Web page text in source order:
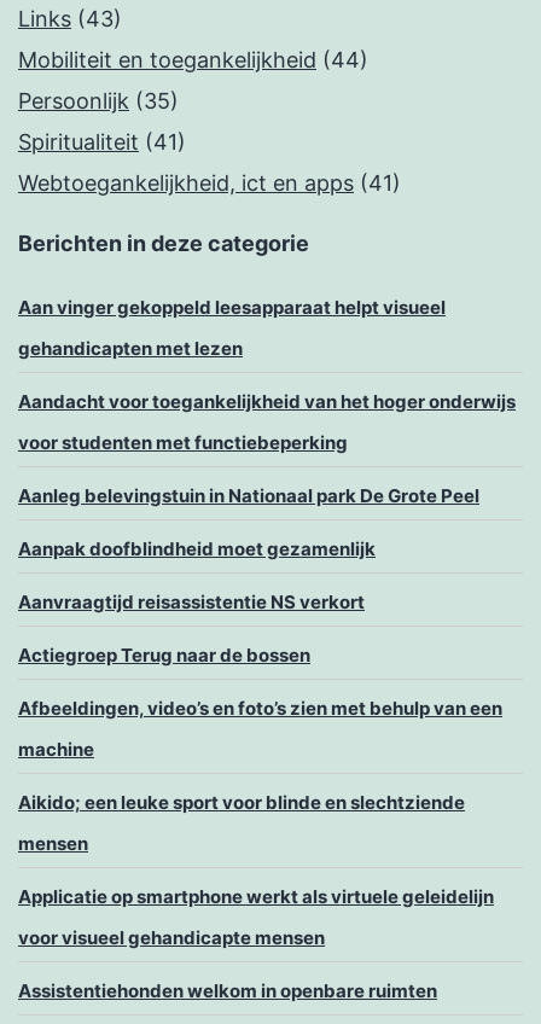
Links (43)
Mobiliteit en toegankelijkheid (44)
Persoonlijk (35)
Spiritualiteit (41)
Webtoegankelijkheid, ict en apps (41)
Berichten in deze categorie
Aan vinger gekoppeld leesapparaat helpt visueel
gehandicapten met lezen
Aandacht voor toegankelijkheid van het hoger onderwijs
voor studenten met functiebeperking
Aanleg belevingstuin in Nationaal park De Grote Peel
Aanpak doofblindheid moet gezamenlijk
Aanvraagtijd reisassistentie NS verkort
Actiegroep Terug naar de bossen
Afbeeldingen, video’s en foto’s zien met behulp van een
machine
Aikido; een leuke sport voor blinde en slechtziende
mensen
Applicatie op smartphone werkt als virtuele geleidelijn
voor visueel gehandicapte mensen
Assistentiehonden welkom in openbare ruimten